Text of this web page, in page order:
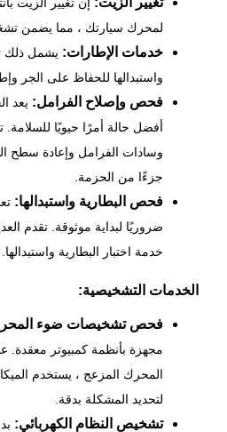
لمحرك سيارتك ، مما يضمن
خدمات الإطارات: يشمل ذلك
واستبدالها للحفاظ على الجر
فحص وإصلاح الفرامل: يعد
أفضل حالة أمرًا حيويًا للسلامة.
وسادات الفرامل وإعادة سطح
جزءًا من الحزمة.
فحص البطارية واستبدالها:
ضروريًا لبداية موثوقة. تقدم
خدمة اختبار البطارية واستبدالها.
الخدمات التشخيصية:
فحص تشخيصات ضوء
مجهزة بأنظمة كمبيوتر معقدة.
المحرك المزعج ، يستخدم
لتحديد المشكلة بدقة.
تشخيص النظام الكهربائي: